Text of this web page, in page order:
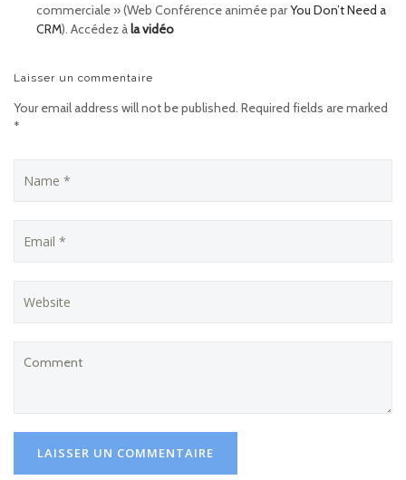
commerciale » (Web Conférence animée parYou Don’t Need a
CRM). Accédez àla vidéo
Laisser un commentaire
Your email address will not be published. Required fields are marked
*